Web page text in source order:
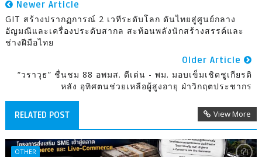
Newer Article
GIT สร้างปรากฏการณ์ 2 เวทีระดับโลก ดันไทยสู่ศูนย์กลาง
อัญมณีและเครื่องประดับสากล สะท้อนพลังนักสร้างสรรค์และ
ช่างฝีมือไทย
Older Article
“วราวุธ” ชื่นชม 88 อพมส. ดีเด่น - พม. มอบเข็มเชิดชูเกียรติ
หลัง อุทิศตนช่วยเหลือผู้สูงอายุ ฝ่าวิกฤตประชากร
RELATED POST View More
OTHER